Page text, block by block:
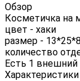
Обзор
Косметичка на
цвет - хаки
размер -
количество
Есть 1 внешний
Характеристики